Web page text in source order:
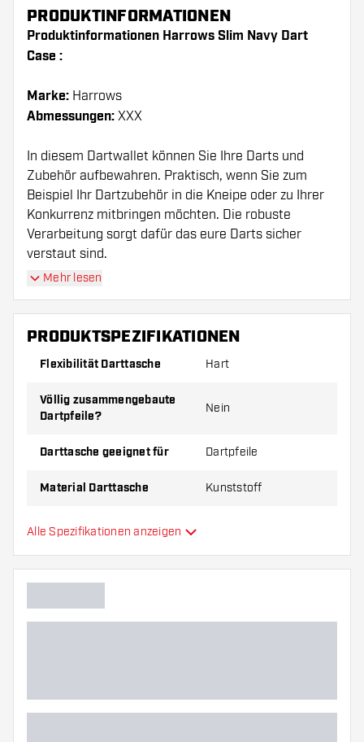
PRODUKTINFORMATIONEN
Produktinformationen Harrows Slim Navy Dart
Case :
Marke: Harrows
Abmessungen: XXX
In diesem Dartwallet können Sie Ihre Darts und
Zubehör aufbewahren. Praktisch, wenn Sie zum
Beispiel Ihr Dartzubehör in die Kneipe oder zu Ihrer
Konkurrenz mitbringen möchten. Die robuste
Verarbeitung sorgt dafür das eure Darts sicher
verstaut sind.
Case wird ohne Darts und Zubehör geliefert.
Mehr lesen
PRODUKTSPEZIFIKATIONEN
Flexibilität Darttasche Hart
Völlig zusammengebaute
Dartpfeile?
Nein
Darttasche geeignet für Dartpfeile
Material Darttasche Kunststoff
Kapazität Darttasche
Hauptfarbe
Alle Spezifikationen anzeigen